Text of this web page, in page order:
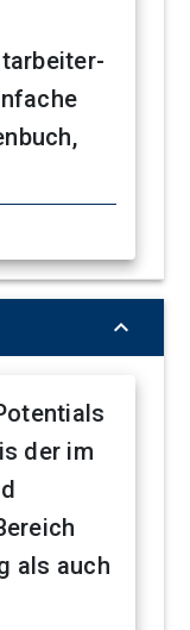

der im
als auch